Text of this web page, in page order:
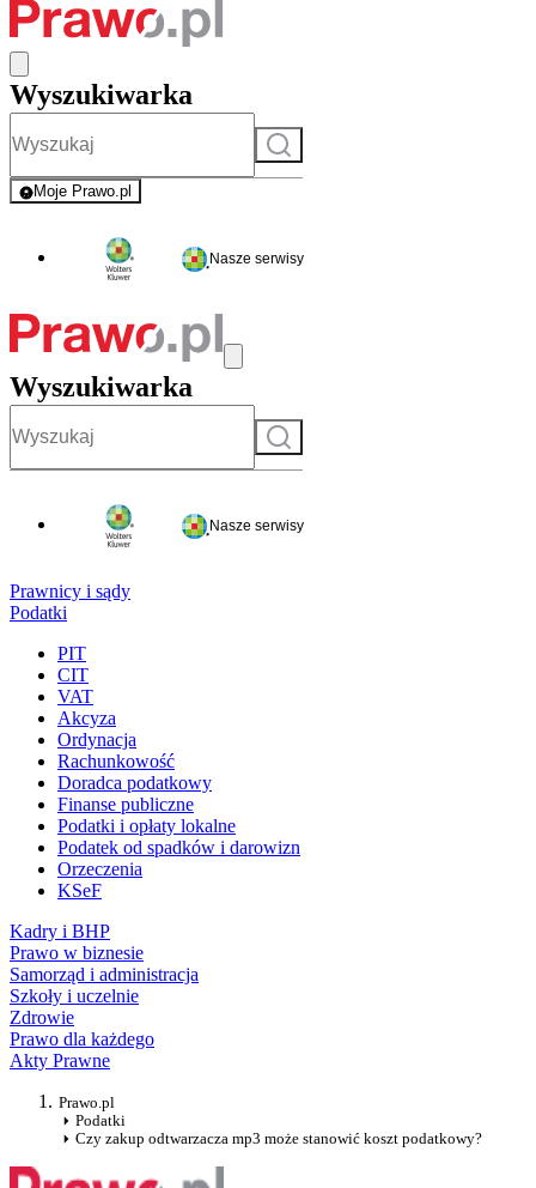
Wyszukiwarka
Szukaj
Moje Prawo.pl
- rejestracja i logowanie do serwisu
Nasze serwisy
Wyszukiwarka
Szukaj
Nasze serwisy
Prawnicy i sądy
Podatki
PIT
CIT
VAT
Akcyza
Ordynacja
Rachunkowość
Doradca podatkowy
Finanse publiczne
Podatki i opłaty lokalne
Podatek od spadków i darowizn
Orzeczenia
KSeF
Kadry i BHP
Prawo w biznesie
Samorząd i administracja
Szkoły i uczelnie
Zdrowie
Prawo dla każdego
Akty Prawne
Prawo.pl
Podatki
Czy zakup odtwarzacza mp3 może stanowić koszt podatkowy?